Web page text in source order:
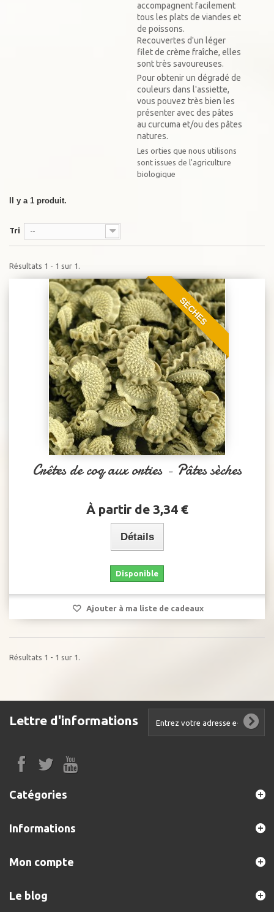
accompagnent facilement
tous les plats de viandes et
de poissons.
Recouvertes d'un léger
filet de crème fraîche, elles
sont très savoureuses.
Pour obtenir un dégradé de
couleurs dans l'assiette,
vous pouvez très bien les
présenter avec des pâtes
au curcuma et/ou des pâtes
natures.
Les orties que nous utilisons
sont issues de l'agriculture
biologique
Il y a 1 produit.
Tri --
Résultats 1 - 1 sur 1.
SÈCHES
Crêtes de coq aux orties - Pâtes sèches
À partir de 3,34 €
Détails
Disponible
Ajouter à ma liste de cadeaux
Résultats 1 - 1 sur 1.
Lettre d'informations
Catégories
Informations
Mon compte
Le blog